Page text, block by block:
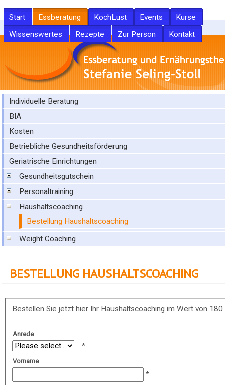
Start Essberatung KochLust Events
Kurse
Wissenswertes
Rezepte Zur Person Kontakt
Individuelle Beratung
BIA
Kosten
Betriebliche Gesundheitsförderung
Geriatrische Einrichtungen
Gesundheitsgutschein
Personaltraining
Haushaltscoaching
Bestellung Haushaltscoaching
Weight Coaching
BESTELLUNG HAUSHALTSCOACHING
Bestellen Sie jetzt hier Ihr Haushaltscoaching im Wert von 180
Anrede
Vorname